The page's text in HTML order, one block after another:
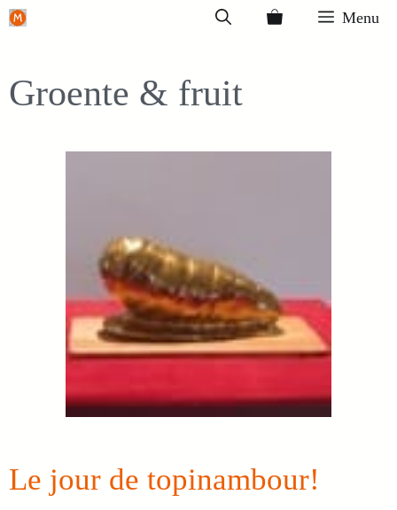
Ga
inhoud
Menu
Groente & fruit
Le jour de topinambour!